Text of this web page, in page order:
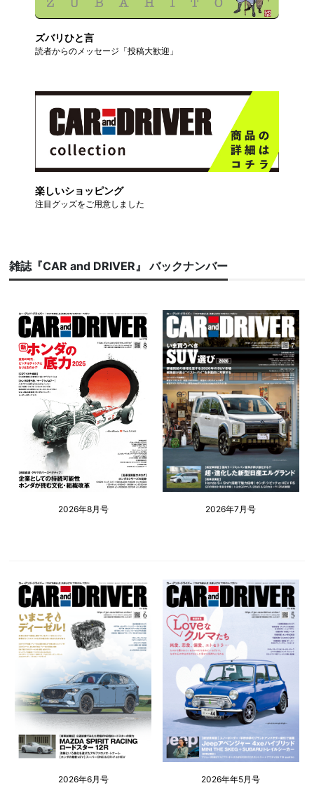
ズバリひと言
読者からのメッセージ「投稿大歓迎」
楽しいショッピング
注目グッズをご用意しました
雑誌『CAR and DRIVER』 バックナンバー
2026年8月号 2026年7月号
2026年6月号 2026年年5月号